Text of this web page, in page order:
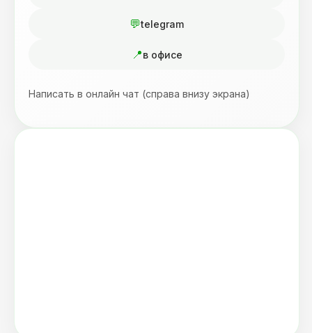
telegram
в офисе
Написать в онлайн чат (справа внизу экрана)